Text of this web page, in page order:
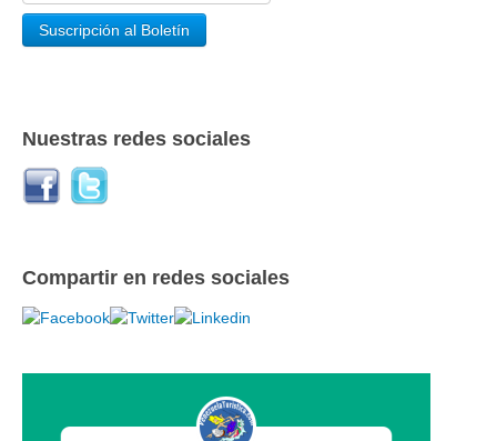
Nuestras redes sociales
Compartir en redes sociales